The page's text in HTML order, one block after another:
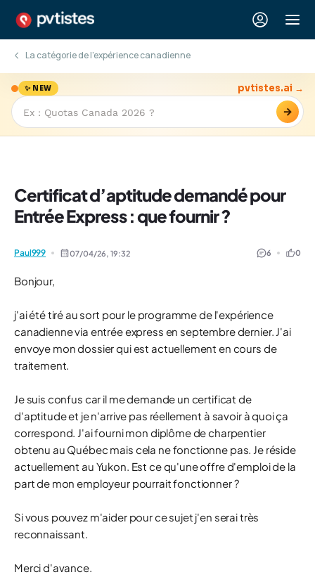
La catégorie de l'expérience canadienne
✨ NEW
→
pvtistes.ai →
Certificat d’aptitude demandé pour
Entrée Express : que fournir ?
Paul999 07/04/26,19:32 6 0
Bonjour,
j'ai été tiré au sort pour le programme de l'expérience
canadienne via entrée express en septembre dernier. J'ai
envoye mon dossier qui est actuellement en cours de
traitement.
Je suis confus car il me demande un certificat de
d'aptitude et je n'arrive pas réellement à savoir à quoi ça
correspond. J'ai fourni mon diplôme de charpentier
obtenu au Québec mais cela ne fonctionne pas. Je réside
actuellement au Yukon. Est ce qu'une offre d'emploi de la
part de mon employeur pourrait fonctionner ?
Si vous pouvez m'aider pour ce sujet j'en serai très
reconnaissant.
Merci d'avance.